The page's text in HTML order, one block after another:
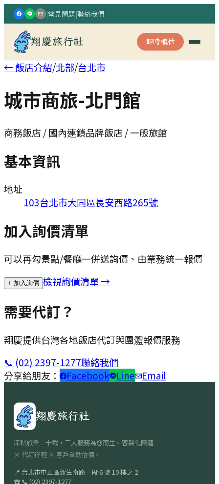
|常見問題|聯絡我們
翔慶旅行社 即時概估
← 飯店介紹/北部/台北市
城市商旅-北門館
商務飯店 / 國內連鎖品牌飯店 / 一般旅館
基本資訊
地址
103台北市大同區長安西路265號
加入詢價清單
可以再勾景點/餐廳一併送詢價、由業務統一報價
+ 加入詢價 檢視詢價清單 →
需要代訂？
翔慶提供台灣各地飯店代訂與團體報價服務
📞 (02) 2397-1277聯絡我們
分享給朋友：
Facebook Line Email
翔慶旅行社
深耕旅業二十載，三大服務為您而生。客製化團體
× 代訂行程 × 客戶自助估價。
📍 台北市中正區新生南路一段 6 號 10 樓之 2
☎ 📞 (02) 2397-1277